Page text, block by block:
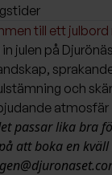
till ett julbord
julen på
och
atmosfär
passar lika bra
att boka en